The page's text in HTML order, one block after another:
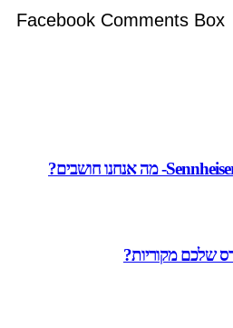
Facebook Comments Box
שלכם מקוריות?